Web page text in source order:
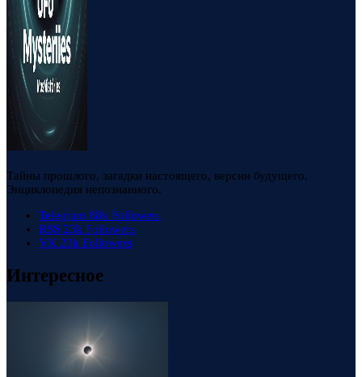
Тайны прошлого, загадки настоящего, версии будущего.
Энциклопедия непознанного.
Telegram 88k Followers
RSS 23k Followers
VK 23k Followers
Интересное